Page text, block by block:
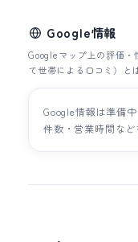
Google情報
Googleマップ上の評価
て世帯による口コミ）と
Google情報は準備
件数・営業時間など